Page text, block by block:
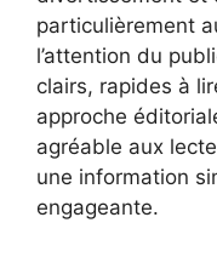
particulièrement
l’attention du
clairs, rapides à
approche
agréable aux
une information
engageante.